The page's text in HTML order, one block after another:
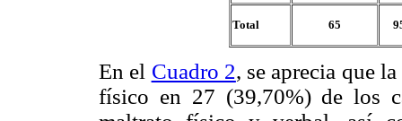
Total 65
En el Cuadro 2, se aprecia que
físico en 27 (39,70%) de los